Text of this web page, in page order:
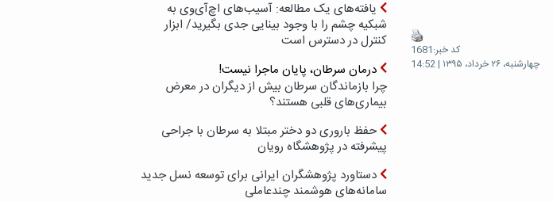
کد خبر:1681
چهارشنبه، ۲۶ خرداد، ۱۳۹۵ | 14:52
یافته‌های یک مطالعه: آسیب‌های اچ‌آی‌وی به
شبکیه چشم را با وجود بینایی جدی بگیرید/ ابزار
کنترل در دسترس است
درمان سرطان، پایان ماجرا نیست!
چرا بازماندگان سرطان بیش از دیگران در معرض
بیماری‌های قلبی هستند؟
حفظ باروری دو دختر مبتلا به سرطان با جراحی
پیشرفته در پژوهشگاه رویان
دستاورد پژوهشگران ایرانی برای توسعه نسل جدید
سامانه‌های هوشمند چندعاملی